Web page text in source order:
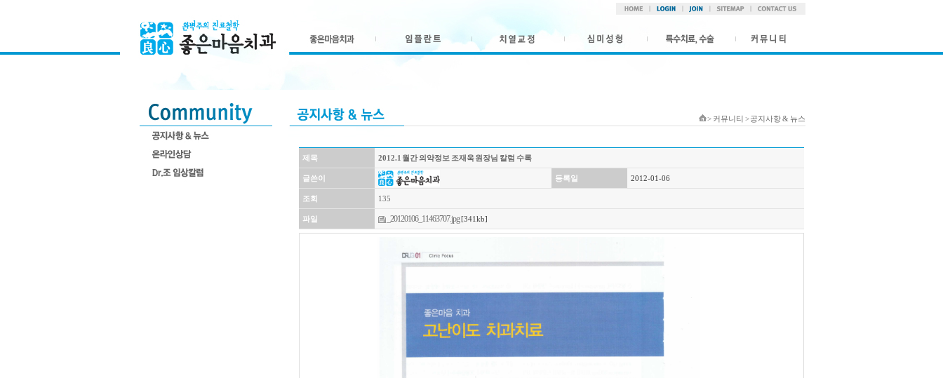
> 커뮤니티 > 공지사항 & 뉴스
제목 2012.1 월간 의약정보 조재욱 원장님 칼럼 수록
글쓴이 등록일 2012-01-06
조회 135
파일 _20120106_11463707.jpg[341kb]